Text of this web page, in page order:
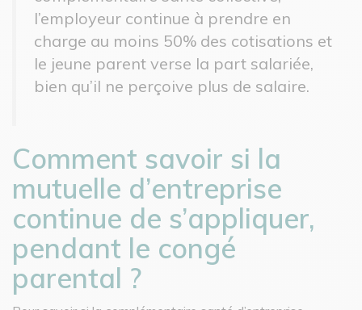
l’employeur continue à prendre en
charge au moins 50% des cotisations et
le jeune parent verse la part salariée,
bien qu’il ne perçoive plus de salaire.
Comment savoir si la
mutuelle d’entreprise
continue de s’appliquer,
pendant le congé
parental ?